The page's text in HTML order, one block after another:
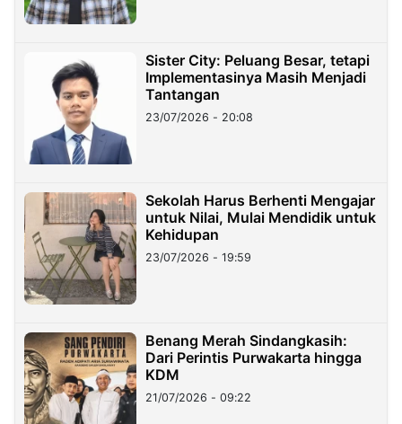
Sister City: Peluang Besar, tetapi
Implementasinya Masih Menjadi
Tantangan
23/07/2026 - 20:08
Sekolah Harus Berhenti Mengajar
untuk Nilai, Mulai Mendidik untuk
Kehidupan
23/07/2026 - 19:59
Benang Merah Sindangkasih:
Dari Perintis Purwakarta hingga
KDM
21/07/2026 - 09:22